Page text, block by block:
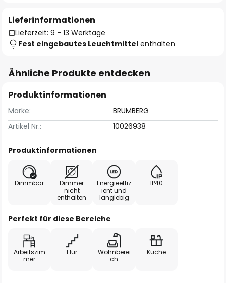
Lieferinformationen
Lieferzeit: 9 - 13 Werktage
Fest eingebautes Leuchtmittel enthalten
Ähnliche Produkte entdecken
Produktinformationen
Marke:
BRUMBERG
Artikel Nr.:
10026938
Produktinformationen
Dimmbar
Dimmer
nicht
enthalten
Energieeffiz
ient und
langlebig
IP40
Perfekt für diese Bereiche
Arbeitszim
mer
Flur
Wohnberei
ch
Küche